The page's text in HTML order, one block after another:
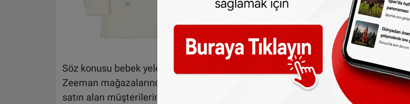
Söz konusu bebek yeleğinin
17 Temmuz 2024 ile 22 Ocak 2026 tarihleri arasında
Zeeman mağazalarında satışa sunulduğu belirtildi. Bu tarihler arasında ürünü
satın alan müşterilerin dikkatli olmaları istendi.